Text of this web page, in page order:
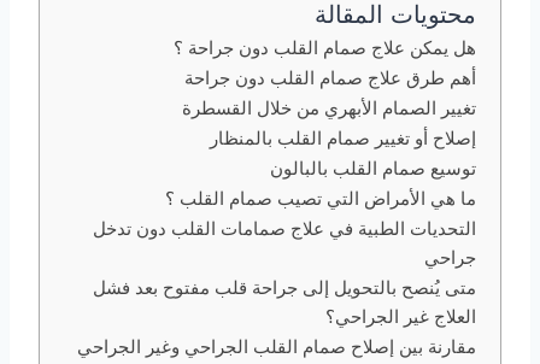
محتويات المقالة
هل يمكن علاج صمام القلب دون جراحة ؟
أهم طرق علاج صمام القلب دون جراحة
تغيير الصمام الأبهري من خلال القسطرة
إصلاح أو تغيير صمام القلب بالمنظار
توسيع صمام القلب بالبالون
ما هي الأمراض التي تصيب صمام القلب ؟
التحديات الطبية في علاج صمامات القلب دون تدخل
جراحي
متى يُنصح بالتحويل إلى جراحة قلب مفتوح بعد فشل
العلاج غير الجراحي؟
مقارنة بين إصلاح صمام القلب الجراحي وغير الجراحي